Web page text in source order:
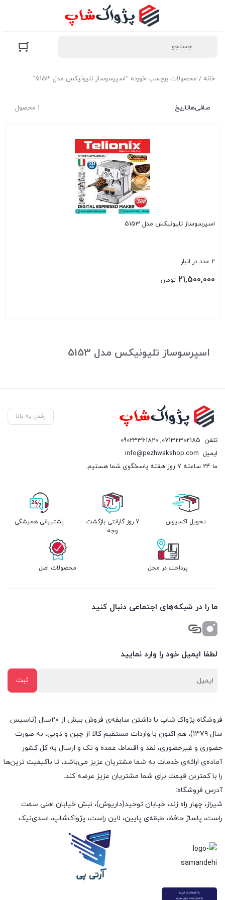
خانه / محصولات برچسب خورده “اسپرسوساز تلیونیکس مدل 5153”
1 محصول صافی‌هاتاریخ
اسپرسوساز تلیونیکس مدل 5153
2 عدد در انبار
21,500,000 تومان
اسپرسوساز تلیونیکس مدل 5153
رفتن به بالا
تلفن 07132302185
,
09023361820
ایمیل info@pezhwakshop.com
ما 24 ساعته 7 روز هفته پاسخگوی شما هستیم.
تحویل اکسپرس
7 روز گارانتی بازگشت
وجه
پشتیبانی همیشگی
پرداخت در محل محصولات اصل
ما را در شبکه‌های اجتماعی دنبال کنید
لطفا ایمیل خود را وارد نمایید
فروشگاه پژواک شاپ با داشتن سابقه‌ی فروش بیش از ۲۰سال (تاسیس
سال ۱۳۷۹)، هم اکنون با واردات مستقیم کالا از چین و دوبی، به صورت
حضوری و غیرحضوری، نقد و اقساط، عمده و تک و ارسال به کل کشور
آماده‌ی ارائه‌ی خدمات به شما مشتریان عزیز می‌باشد، تا باکیفیت ترین‌ها
را با کمتربن قیمت برای شما مشتریان عزیز عرضه کند.
آدرس فروشگاه:
شیراز، چهار راه زند، خیابان توحید(داریوش)، نبش خیابان اهلی سمت
راست، پاساژ حافظ، طبقه‌ی پایین، لاین راست، پژواک‌شاپ، اسدی‌نیک.